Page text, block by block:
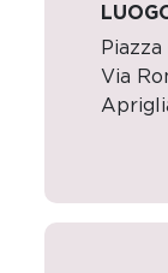
Via